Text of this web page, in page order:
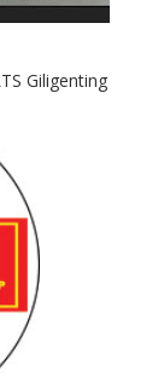
Giligenting